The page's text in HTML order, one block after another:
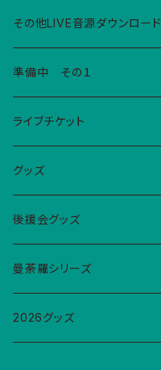
その他LIVE音源ダウンロード
準備中 その１
グッズ
Ｔシャツ
巾着大
2026年YAMAKINGSONGS
ライブチケット
グッズ
後援会グッズ
曼荼羅シリーズ
シール
2026グッズ